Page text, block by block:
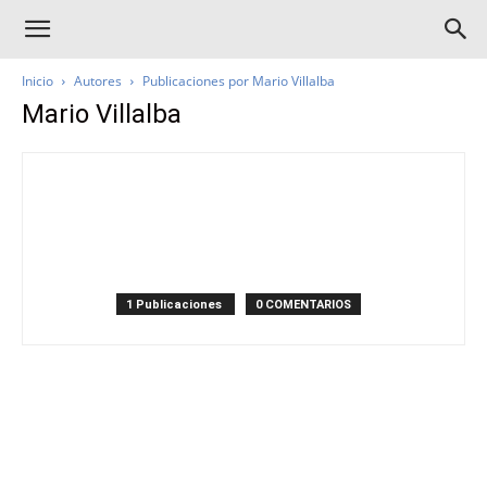
Inicio Autores Publicaciones por Mario Villalba
Mario Villalba
1 Publicaciones 0 COMENTARIOS